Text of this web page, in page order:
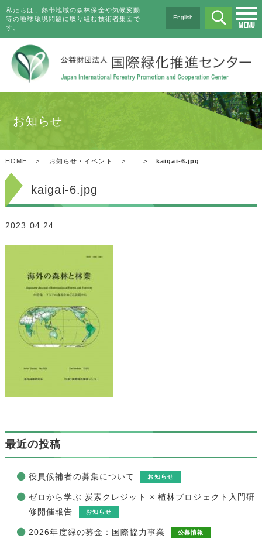
私たちは、熱帯地域の森林保全や気候変動
等の地球環境問題に取り組む技術者集団で
す。
English
お知らせ
HOME > お知らせ・イベント > > kaigai-6.jpg
kaigai-6.jpg
2023.04.24
最近の投稿
役員候補者の募集について お知らせ
ゼロから学ぶ 炭素クレジット × 植林プロジェクト入門研
修開催報告
お知らせ
2026年度緑の募金：国際協力事業 公募情報